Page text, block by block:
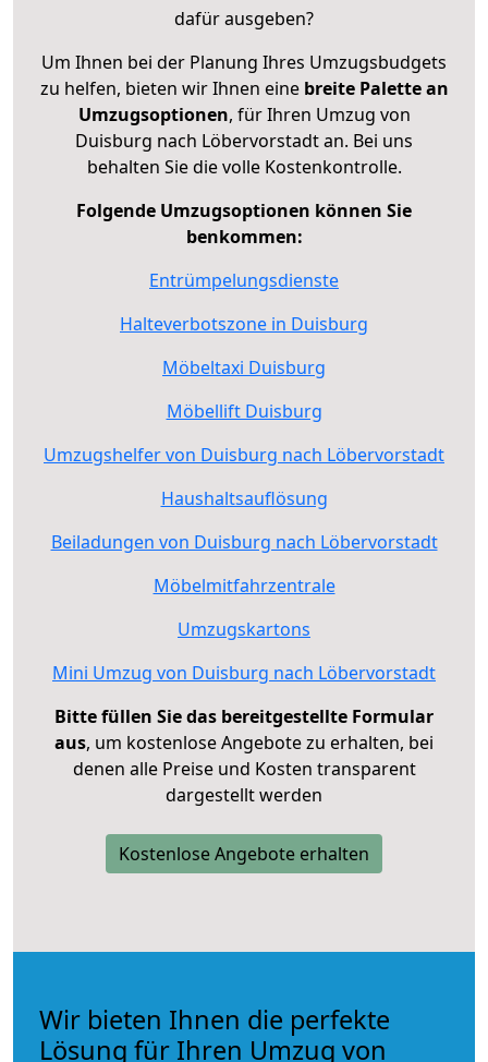
dafür ausgeben?
Um Ihnen bei der Planung Ihres Umzugsbudgets
zu helfen, bieten wir Ihnen eine breite Palette an
Umzugsoptionen, für Ihren Umzug von
Duisburg nach Löbervorstadt an. Bei uns
behalten Sie die volle Kostenkontrolle.
Folgende Umzugsoptionen können Sie
benkommen:
Entrümpelungsdienste
Halteverbotszone in Duisburg
Möbeltaxi Duisburg
Möbellift Duisburg
Umzugshelfer von Duisburg nach Löbervorstadt
Haushaltsauflösung
Beiladungen von Duisburg nach Löbervorstadt
Möbelmitfahrzentrale
Umzugskartons
Mini Umzug von Duisburg nach Löbervorstadt
Bitte füllen Sie das bereitgestellte Formular
aus, um kostenlose Angebote zu erhalten, bei
denen alle Preise und Kosten transparent
dargestellt werden
Kostenlose Angebote erhalten
Wir bieten Ihnen die perfekte
Lösung für Ihren Umzug von